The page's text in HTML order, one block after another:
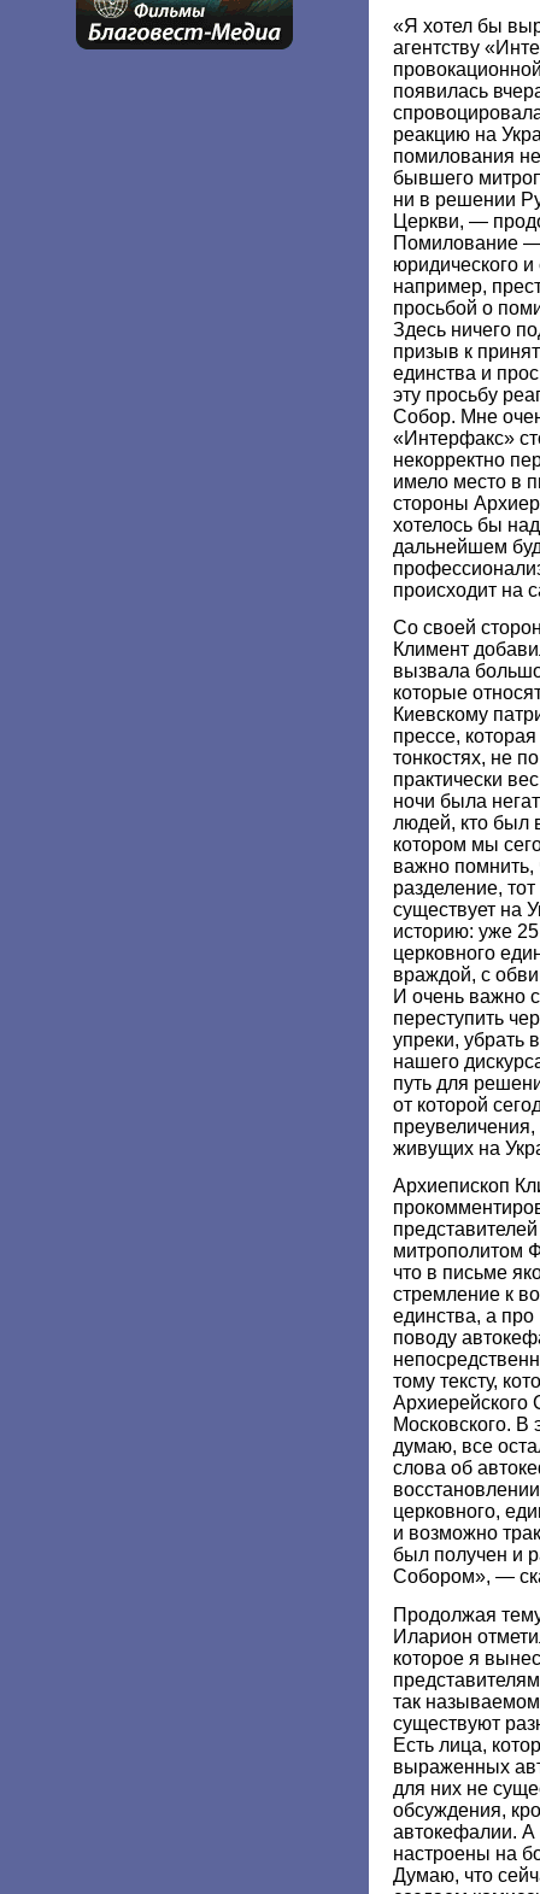
«Я хотел бы
агентству
появилась
реакцию на
помилования
бывшего
ни в решении
Церкви, —
Помилование —
юридического и
например,
просьбой о
Здесь ничего
призыв к
единства и
эту просьбу
Собор. Мне
«Интерфакс»
некорректно
имело место в
стороны
хотелось бы
дальнейшем
происходит на
Со своей
Климент
вызвала
которые
Киевскому
прессе,
тонкостях, не
практически
ночи была
людей, кто был
котором мы
важно помнить,
разделение,
существует на
историю: уже 25
церковного
враждой, с
И очень важно
переступить
упреки, убрать
нашего
путь для
от которой
живущих на
Архиепископ
митрополитом
что в письме
стремление к
единства, а про
поводу
тому тексту,
Архиерейского
Московского. В
думаю, все
слова об
церковного,
и возможно
был получен и
Собором», —
Продолжая
Иларион
которое я
так
существуют
Есть лица,
выраженных
для них не
обсуждения,
автокефалии. А
настроены на
Думаю, что